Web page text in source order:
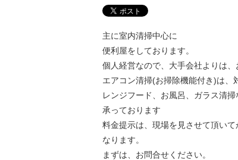
主に室内清掃中心に
便利屋をしております。
個人経営なので、大手会社よりは、
エアコン清掃(お掃除機能付き)は、
レンジフード、お風呂、ガラス清掃
承っております
料金提示は、現場を見させて頂いて
なります。
まずは、お問合せください。